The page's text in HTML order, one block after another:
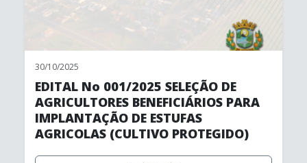
30/10/2025
EDITAL No 001/2025 SELEÇÃO DE
AGRICULTORES BENEFICIÁRIOS PARA
IMPLANTAÇÃO DE ESTUFAS
AGRICOLAS (CULTIVO PROTEGIDO)